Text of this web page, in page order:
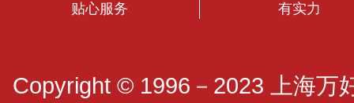
贴心服务 有实力
Copyright © 1996－2023 上海万